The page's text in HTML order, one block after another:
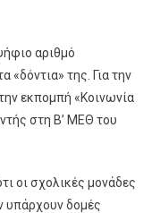
αριθμό
«δόντια» της. Για την
εκπομπή «Κοινωνία
στη Β’ ΜΕΘ του
οι σχολικές μονάδες
υπάρχουν δομές